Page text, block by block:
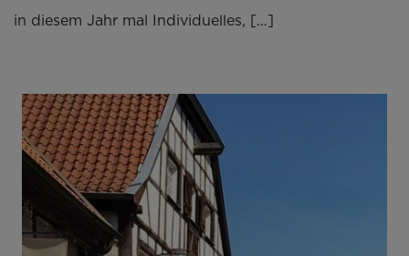
in diesem Jahr mal Individuelles, […]